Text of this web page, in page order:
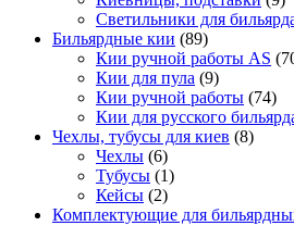
Светильники для
Бильярдные кии (89)
Кии ручной работы AS
Кии для пула (9)
Кии ручной работы (74)
Кии для русского
Чехлы, тубусы для киев (8)
Чехлы (6)
Тубусы (1)
Кейсы (2)
Комплектующие для